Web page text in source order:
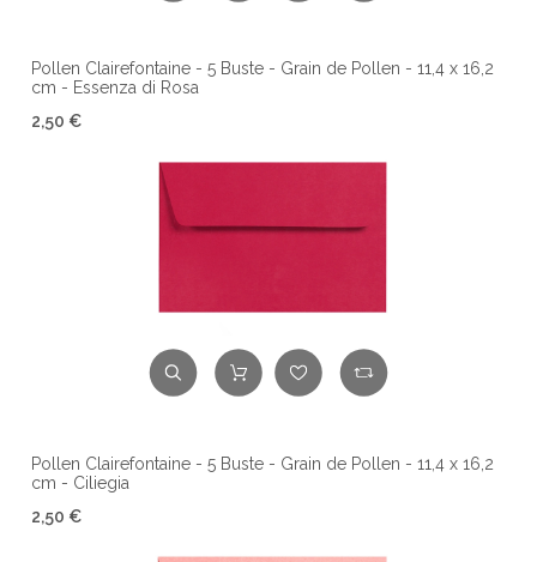
Pollen Clairefontaine - 5 Buste - Grain de Pollen - 11,4 x 16,2
cm - Essenza di Rosa
2,50 €
Pollen Clairefontaine - 5 Buste - Grain de Pollen - 11,4 x 16,2
cm - Ciliegia
2,50 €